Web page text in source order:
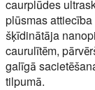
caurplūdes
plūsmas
šķīdinātāja
caurulītēm,
galīgā
tilpumā.